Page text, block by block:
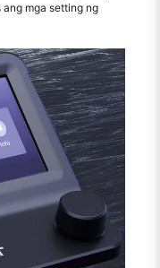
mga setting ng